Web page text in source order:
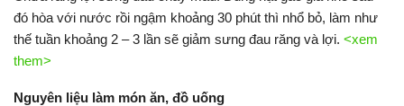
đó hòa với nước rồi ngậm khoảng 30 phút thì nhổ bỏ, làm như
thế tuần khoảng 2 – 3 lần sẽ giảm sưng đau răng và lợi. <xem
them>
Nguyên liệu làm món ăn, đồ uống